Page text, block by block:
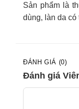
Sản phẩm là
dùng, làn da
ĐÁNH GIÁ (0)
Đánh giá